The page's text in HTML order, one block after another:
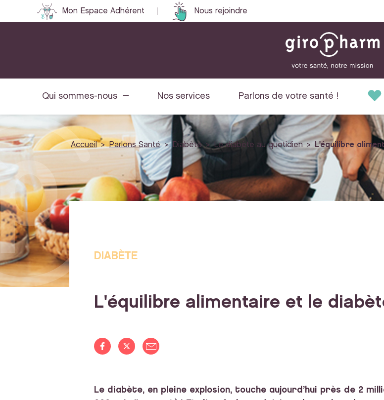
Mon Espace Adhérent Nous rejoindre
Qui sommes-nous Nos services Parlons de votre santé !
Accueil Parlons Santé Diabète Le diabète au quotidien L'équilibre
DIABÈTE
L'équilibre alimentaire et le
Le diabète, en pleine explosion, touche aujourd’hui près de 2